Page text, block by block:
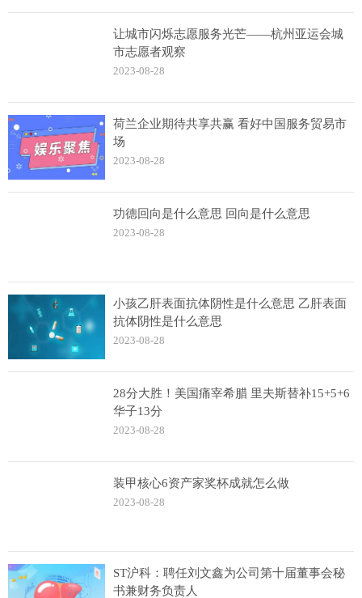
让城市闪烁志愿服务光芒——杭州亚运会城
市志愿者观察
2023-08-28
荷兰企业期待共享共赢 看好中国服务贸易市
场
2023-08-28
功德回向是什么意思 回向是什么意思
2023-08-28
小孩乙肝表面抗体阴性是什么意思 乙肝表面
抗体阴性是什么意思
2023-08-28
28分大胜！美国痛宰希腊 里夫斯替补15+5+6
华子13分
2023-08-28
装甲核心6资产家奖杯成就怎么做
2023-08-28
ST沪科：聘任刘文鑫为公司第十届董事会秘
书兼财务负责人